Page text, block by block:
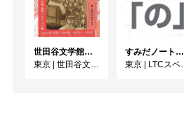
世田谷文学館コレクション展 没後30年 宇野千代展
東京
世田谷文学館
すみだノート展2026 ~すみだノートの「の」～
東京
LTCスペース